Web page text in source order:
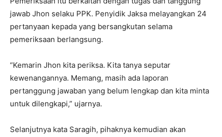
jawab Jhon selaku PPK. Penyidik Jaksa melayangkan 24
pertanyaan kepada yang bersangkutan selama
pemeriksaan berlangsung.
“Kemarin Jhon kita periksa. Kita tanya seputar
kewenangannya. Memang, masih ada laporan
pertanggung jawaban yang belum lengkap dan kita minta
untuk dilengkapi,” ujarnya.
Selanjutnya kata Saragih, pihaknya kemudian akan